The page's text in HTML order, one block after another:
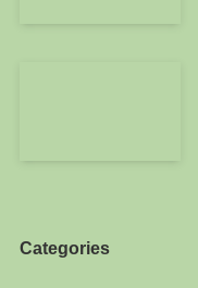
Categories